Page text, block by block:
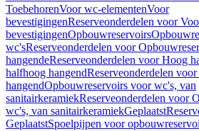
ToebehorenVoor wc-elementenVoor
bevestigingenReserveonderdelen voor
bevestigingenOpbouwreservoirs
wc'sReserveonderdelen voor
hangendeReserveonderdelen voor Hoog
halfhoog hangendReserveonderdelen
hangendOpbouwreservoirs voor wc's, van
sanitairkeramiekReserveonderdelen voor
wc's, van sanitairkeramiekGeplaatst
GeplaatstSpoelpijpen voor